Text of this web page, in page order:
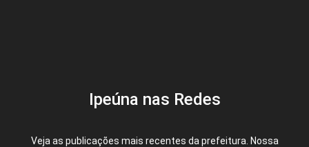
Ipeúna nas Redes
Veja as publicações mais recentes da prefeitura. Nossa